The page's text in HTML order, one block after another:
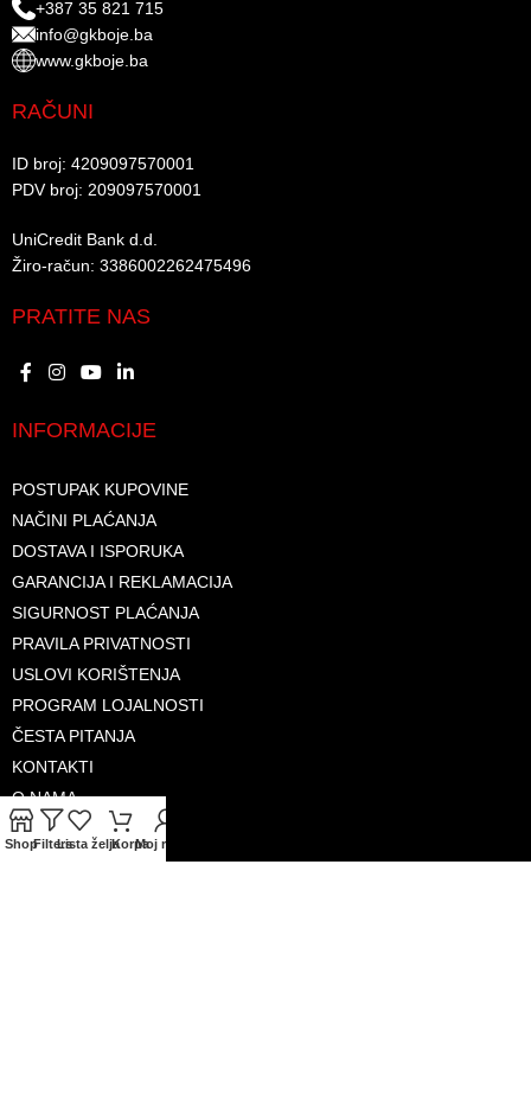
+387 35 821 715
info@gkboje.ba
www.gkboje.ba
RAČUNI
ID broj: 4209097570001​
PDV broj: 209097570001 ​
UniCredit Bank d.d.​
Žiro-račun: 3386002262475496​​
PRATITE NAS
INFORMACIJE
POSTUPAK KUPOVINE
NAČINI PLAĆANJA
DOSTAVA I ISPORUKA
GARANCIJA I REKLAMACIJA
SIGURNOST PLAĆANJA
PRAVILA PRIVATNOSTI
USLOVI KORIŠTENJA
PROGRAM LOJALNOSTI
ČESTA PITANJA
KONTAKTI
O NAMA
ShopFiltersLista željaKorpaMoj račun